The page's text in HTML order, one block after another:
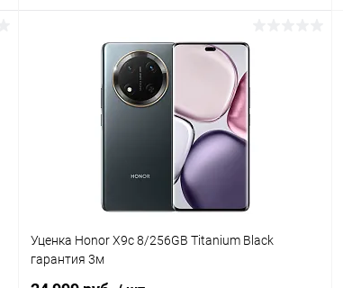
В корзину
К сравнению
В избранное Под заказ
Уценка Honor X9c 8/256GB Titanium Black
гарантия 3м